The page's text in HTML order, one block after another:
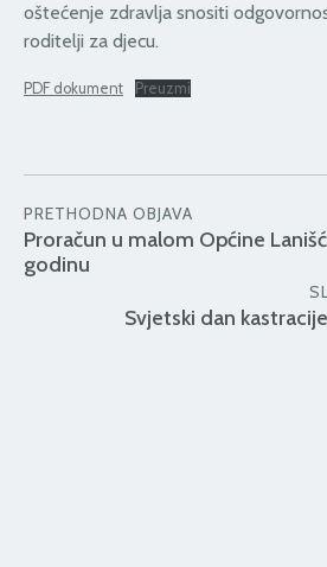
oštećenje zdravlja snositi
roditelji za djecu.
PDF dokument Preuzmi
PRETHODNA OBJAVA
Proračun u malom Općine
godinu
Svjetski dan